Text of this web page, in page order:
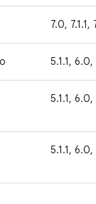
7.0, 7.1.1,
5.1.1, 6.0,
5.1.1, 6.0,
5.1.1, 6.0,